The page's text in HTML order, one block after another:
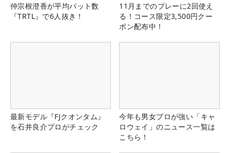
仲宗根澄香が平均パット数
『TRTL』で6人抜き！
11月までのプレーに2回使え
る！コース限定3,500円クー
ポン配布中！
最新モデル『FJクオンタム』
を石井良介プロがチェック
今年も男女プロが強い「キャ
ロウェイ」のニュース一覧は
こちら！